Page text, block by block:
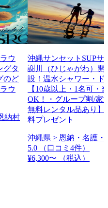
ウ
グタ
のど
ウ
納村
沖縄サンセットSUP
謝川（ひじゃがわ）
設！温水シャワー・ド
【10歳以上・1名可・
OK！・グループ割/家
無料レンタル品あり】
料プレゼント
沖縄県 > 恩納・名護・
5.0
（口コミ4件）
¥6,300〜
（税込）